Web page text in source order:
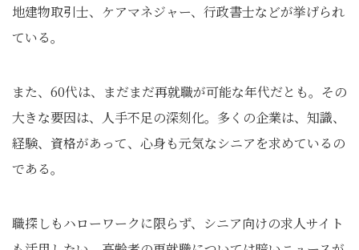
地建物取引士、ケアマネジャー、行政書士などが挙げられ
ている。
また、60代は、まだまだ再就職が可能な年代だとも。その
大きな要因は、人手不足の深刻化。多くの企業は、知識、
経験、資格があって、心身も元気なシニアを求めているの
である。
職探しもハローワークに限らず、シニア向けの求人サイト